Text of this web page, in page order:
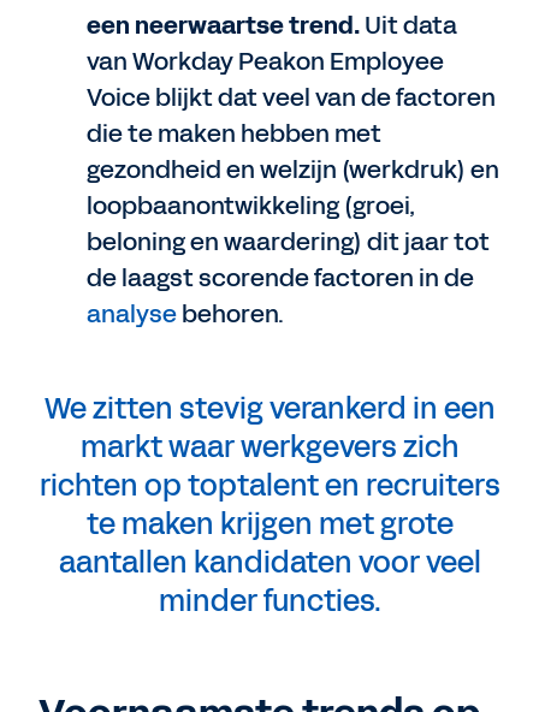
een neerwaartse trend.Uit data
van Workday Peakon Employee
Voice blijkt dat veel van de factoren
die te maken hebben met
gezondheid en welzijn (werkdruk) en
loopbaanontwikkeling (groei,
beloning en waardering) dit jaar tot
de laagst scorende factoren in de
analysebehoren.
We zitten stevig verankerd in een
markt waar werkgevers zich
richten op toptalent en recruiters
te maken krijgen met grote
aantallen kandidaten voor veel
minder functies.